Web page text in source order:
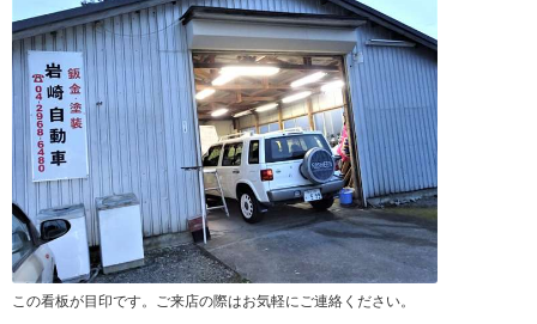
この看板が目印です。ご来店の際はお気軽にご連絡ください。